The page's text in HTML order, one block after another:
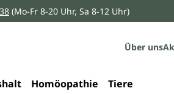
(Mo-Fr 8-20 Uhr, Sa 8-12 Uhr)
Über uns
Homöopathie Tiere